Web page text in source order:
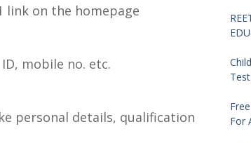
link on the homepage
mobile no. etc.
personal details, qualification
For